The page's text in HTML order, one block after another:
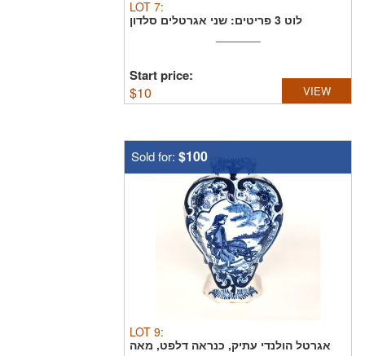
LOT 7:
לוט 3 פריטים: שני אגרטלים סלדון
Start price:
$10 VIEW
Sold for: $100
LOT 9:
אגרטל הולנדי עתיק, כנראה דלפט, מאה